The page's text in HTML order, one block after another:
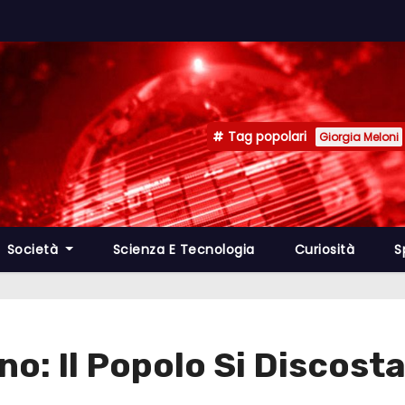
Tag popolari Giorgia Meloni
Società Scienza E Tecnologia Curiosità
Il Popolo Si